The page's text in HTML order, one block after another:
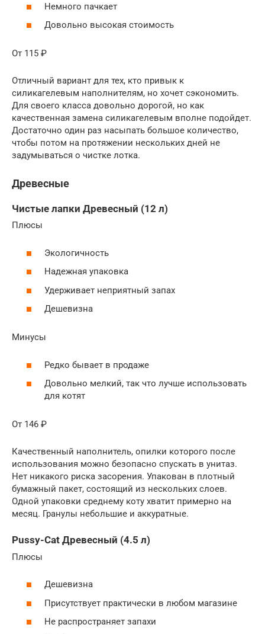
Немного пачкает
Довольно высокая стоимость
От 115 ₽
Отличный вариант для тех, кто привык к
силикагелевым наполнителям, но хочет сэкономить.
Для своего класса довольно дорогой, но как
качественная замена силикагелевым вполне подойдет.
Достаточно один раз насыпать большое количество,
чтобы потом на протяжении нескольких дней не
задумываться о чистке лотка.
Древесные
Чистые лапки Древесный (12 л)
Плюсы
Экологичность
Надежная упаковка
Удерживает неприятный запах
Дешевизна
Минусы
Редко бывает в продаже
Довольно мелкий, так что лучше использовать
для котят
От 146 ₽
Качественный наполнитель, опилки которого после
использования можно безопасно спускать в унитаз.
Нет никакого риска засорения. Упакован в плотный
бумажный пакет, состоящий из нескольких слоев.
Одной упаковки среднему коту хватит примерно на
месяц. Гранулы небольшие и аккуратные.
Pussy-Cat Древесный (4.5 л)
Плюсы
Дешевизна
Присутствует практически в любом магазине
Не распространяет запахи